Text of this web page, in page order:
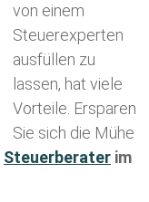
von einem
Steuerexperten
ausfüllen zu
lassen, hat viele
Vorteile. Ersparen
Sie sich die Mühe
Steuerberater im